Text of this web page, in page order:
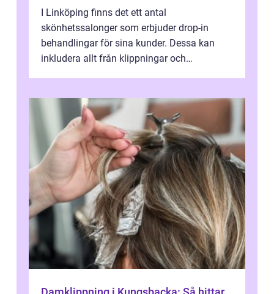
I Linköping finns det ett antal
skönhetssalonger som erbjuder drop-in
behandlingar för sina kunder. Dessa kan
inkludera allt från klippningar och